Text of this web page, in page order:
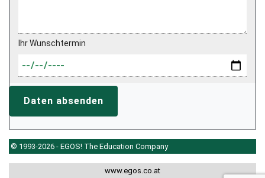
Ihr Wunschtermin
Daten absenden
© 1993-2026 - EGOS! The Education Company
www.egos.co.at